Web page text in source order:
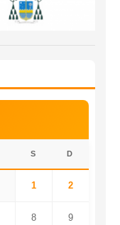
S D
1 2
8 9